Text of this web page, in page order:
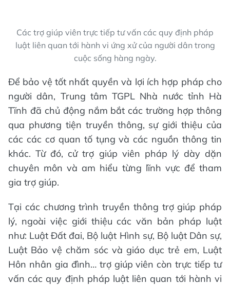
Các trợ giúp viên trực tiếp tư vấn các quy định pháp
luật liên quan tới hành vi ứng xử của người dân trong
cuộc sống hàng ngày.
Để bảo vệ tốt nhất quyền và lợi ích hợp pháp cho
người dân, Trung tâm TGPL Nhà nước tỉnh Hà
Tĩnh đã chủ động nắm bắt các trường hợp thông
qua phương tiện truyền thông, sự giới thiệu của
các các cơ quan tố tụng và các nguồn thông tin
khác. Từ đó, cử trợ giúp viên pháp lý dày dặn
chuyên môn và am hiểu từng lĩnh vực để tham
gia trợ giúp.
Tại các chương trình truyền thông trợ giúp pháp
lý, ngoài việc giới thiệu các văn bản pháp luật
như: Luật Đất đai, Bộ luật Hình sự, Bộ luật Dân sự,
Luật Bảo vệ chăm sóc và giáo dục trẻ em, Luật
Hôn nhân gia đình… trợ giúp viên còn trực tiếp tư
vấn các quy định pháp luật liên quan tới hành vi